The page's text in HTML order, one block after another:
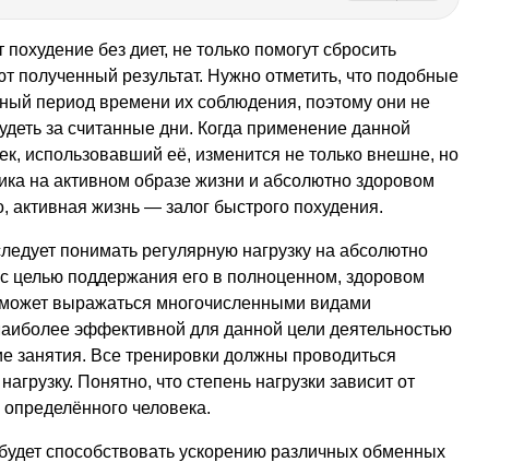
без диет, не только помогут сбросить
полученный результат. Нужно отметить, что подобные
период времени их соблюдения, поэтому они не
за считанные дни. Когда применение данной
использовавший её, изменится не только внешне, но
на активном образе жизни и абсолютно здоровом
активная жизнь — залог быстрого похудения.
понимать регулярную нагрузку на абсолютно
целью поддержания его в полноценном, здоровом
выражаться многочисленными видами
эффективной для данной цели деятельностью
занятия. Все тренировки должны проводиться
Понятно, что степень нагрузки зависит от
человека.
способствовать ускорению различных обменных